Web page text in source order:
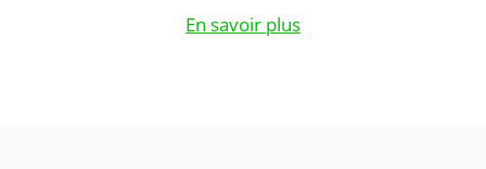
En savoir plus